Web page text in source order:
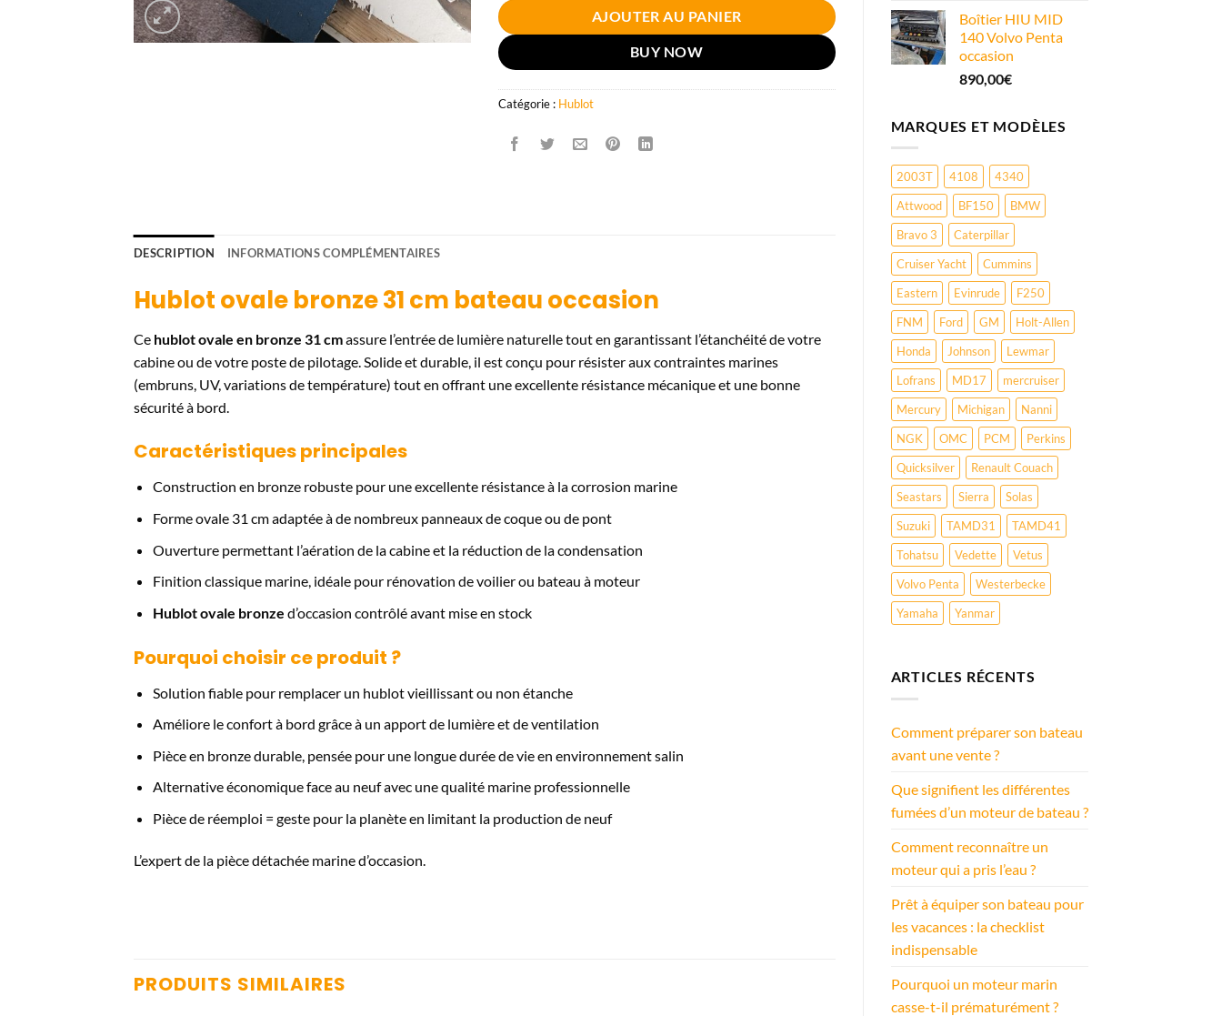
Boîtier HIU MID
140 Volvo Penta
occasion
890,00€
MARQUES ET MODÈLES
2003T 4108
4340
Attwood
BF150
BMW
Bravo 3
Caterpillar
Cruiser Yacht
Cummins
Eastern
Evinrude
F250
FNM
Ford GM
Holt-Allen
Honda
Johnson
Lewmar
Lofrans
MD17
mercruiser
Mercury
Michigan
Nanni
NGK
OMC PCM
Perkins
Quicksilver
Renault Couach
Seastars
Sierra
Solas
Suzuki
TAMD31
TAMD41
Tohatsu
Vedette
Vetus
Volvo Penta
Westerbecke
Yamaha
Yanmar
ARTICLES RÉCENTS
Comment préparer son bateau
avant une vente ?
Que signifient les différentes
fumées d’un moteur de bateau ?
Comment reconnaître un
moteur qui a pris l’eau ?
Prêt à équiper son bateau pour
les vacances : la checklist
indispensable
Pourquoi un moteur marin
casse-t-il prématurément ?
AJOUTER AU PANIER
BUY NOW
Catégorie : Hublot
DESCRIPTION INFORMATIONS COMPLÉMENTAIRES
Hublot ovale bronze 31 cm bateau occasion
Ce hublot ovale en bronze 31 cmassure l’entrée de lumière naturelle tout en garantissant l’étanchéité de votre
cabine ou de votre poste de pilotage. Solide et durable, il est conçu pour résister aux contraintes marines
(embruns, UV, variations de température) tout en offrant une excellente résistance mécanique et une bonne
sécurité à bord.
Caractéristiques principales
Construction en bronze robuste pour une excellente résistance à la corrosion marine
Forme ovale 31 cm adaptée à de nombreux panneaux de coque ou de pont
Ouverture permettant l’aération de la cabine et la réduction de la condensation
Finition classique marine, idéale pour rénovation de voilier ou bateau à moteur
Hublot ovale bronze d’occasion contrôlé avant mise en stock
Pourquoi choisir ce produit ?
Solution fiable pour remplacer un hublot vieillissant ou non étanche
Améliore le confort à bord grâce à un apport de lumière et de ventilation
Pièce en bronze durable, pensée pour une longue durée de vie en environnement salin
Alternative économique face au neuf avec une qualité marine professionnelle
Pièce de réemploi = geste pour la planète en limitant la production de neuf
L’expert de la pièce détachée marine d’occasion.
PRODUITS SIMILAIRES